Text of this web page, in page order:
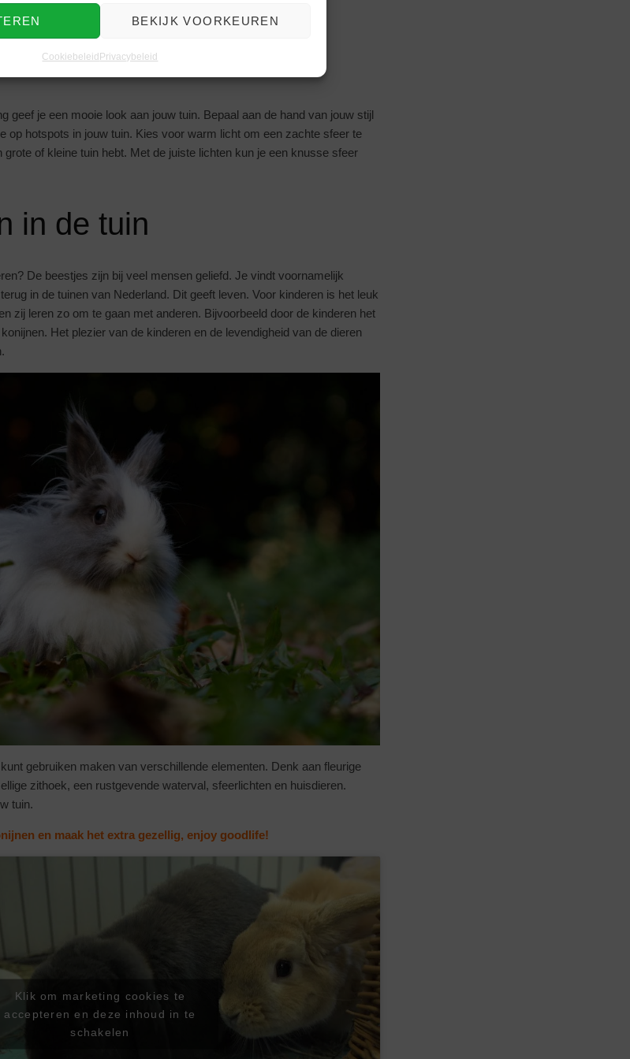
BEKIJK VOORKEUREN
Cookiebeleid Privacybeleid
je in een vijver kunt plaatsen.
geef je een mooie look aan jouw tuin. Bepaal aan de hand van jouw stijl
op hotspots in jouw tuin. Kies voor warm licht om een zachte sfeer te
of kleine tuin hebt. Met de juiste lichten kun je een knusse sfeer
in de tuin
De beestjes zijn bij veel mensen geliefd. Je vindt voornamelijk
in de tuinen van Nederland. Dit geeft leven. Voor kinderen is het leuk
zij leren zo om te gaan met anderen. Bijvoorbeeld door de kinderen het
Het plezier van de kinderen en de levendigheid van de dieren
gebruiken maken van verschillende elementen. Denk aan fleurige
zithoek, een rustgevende waterval, sfeerlichten en huisdieren.
tuin.
en maak het extra gezellig, enjoy goodlife!
Klik om marketing cookies te
accepteren en deze inhoud in te
schakelen